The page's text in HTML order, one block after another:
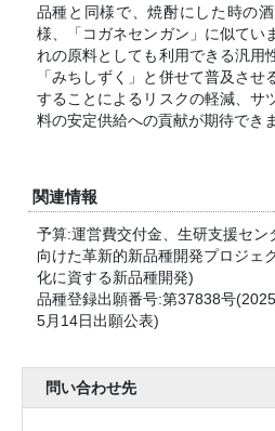
品種と同様で、焼酎にした時の
様、「コガネセンガン」に似てい
れの原料としても利用できる汎用
「みちしずく」と併せて普及さ
することによるリスクの軽減、サ
料の安定供給への貢献が期待できま
関連情報
予算:運営費交付金、生研支援セン
向けた革新的新品種開発プロジェ
化に資する新品種開発)
品種登録出願番号:第37838号
5月14日出願公表)
問い合わせ先